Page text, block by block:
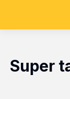
Super